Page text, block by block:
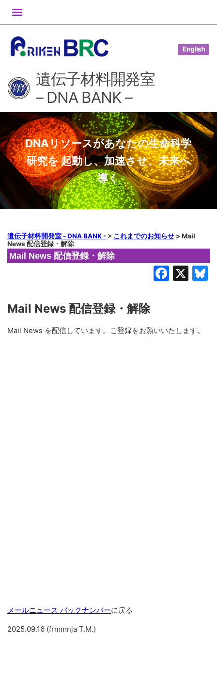
テ
へ
ス
キ
ッ
プ
遺伝子材料開発室
– DNA BANK –
DNAリソースがあなたの生命科学
研究を 起動し、加速させ、未来へ
導く
遺伝子材料開発室 - DNA BANK - > これまでのお知らせ > Mail
News 配信登録・解除
Mail News 配信登録・解除
X
Mail News 配信登録・解除
Mail News を配信しています。ご登録をお願いいたします。
メールニュース バックナンバーに戻る
2025.09.16 (frmmnja T.M.)